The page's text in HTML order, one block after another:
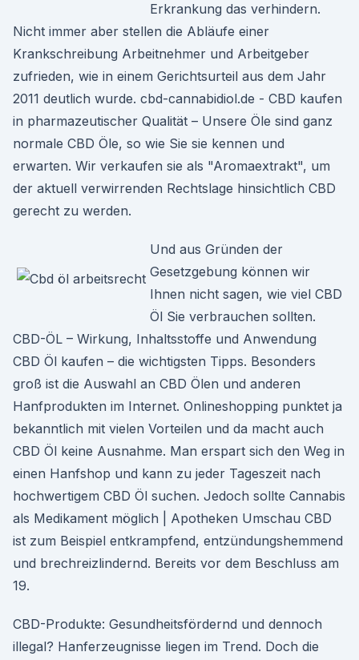
Erkrankung das verhindern.
Nicht immer aber stellen die Abläufe einer
Krankschreibung Arbeitnehmer und Arbeitgeber
zufrieden, wie in einem Gerichtsurteil aus dem Jahr
2011 deutlich wurde. cbd-cannabidiol.de - CBD kaufen
in pharmazeutischer Qualität – Unsere Öle sind ganz
normale CBD Öle, so wie Sie sie kennen und
erwarten. Wir verkaufen sie als "Aromaextrakt", um
der aktuell verwirrenden Rechtslage hinsichtlich CBD
gerecht zu werden.
Und aus Gründen der
Gesetzgebung können wir
Ihnen nicht sagen, wie viel CBD
Öl Sie verbrauchen sollten.
CBD-ÖL – Wirkung, Inhaltsstoffe und Anwendung
CBD Öl kaufen – die wichtigsten Tipps. Besonders
groß ist die Auswahl an CBD Ölen und anderen
Hanfprodukten im Internet. Onlineshopping punktet ja
bekanntlich mit vielen Vorteilen und da macht auch
CBD Öl keine Ausnahme. Man erspart sich den Weg in
einen Hanfshop und kann zu jeder Tageszeit nach
hochwertigem CBD Öl suchen. Jedoch sollte Cannabis
als Medikament möglich | Apotheken Umschau CBD
ist zum Beispiel entkrampfend, entzündungshemmend
und brechreizlindernd. Bereits vor dem Beschluss am
19.
CBD-Produkte: Gesundheitsfördernd und dennoch
illegal? Hanferzeugnisse liegen im Trend. Doch die